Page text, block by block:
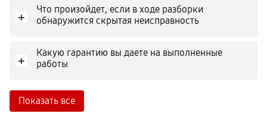
+
Что произойдет, если в ходе разборки
обнаружится скрытая неисправность
+
Какую гарантию вы даете на выполненные
работы
Показать все